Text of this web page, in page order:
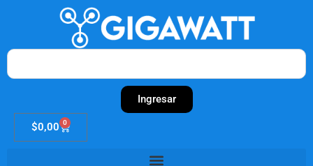
contenido
Search
Ingresar
$0,00 0
Cart